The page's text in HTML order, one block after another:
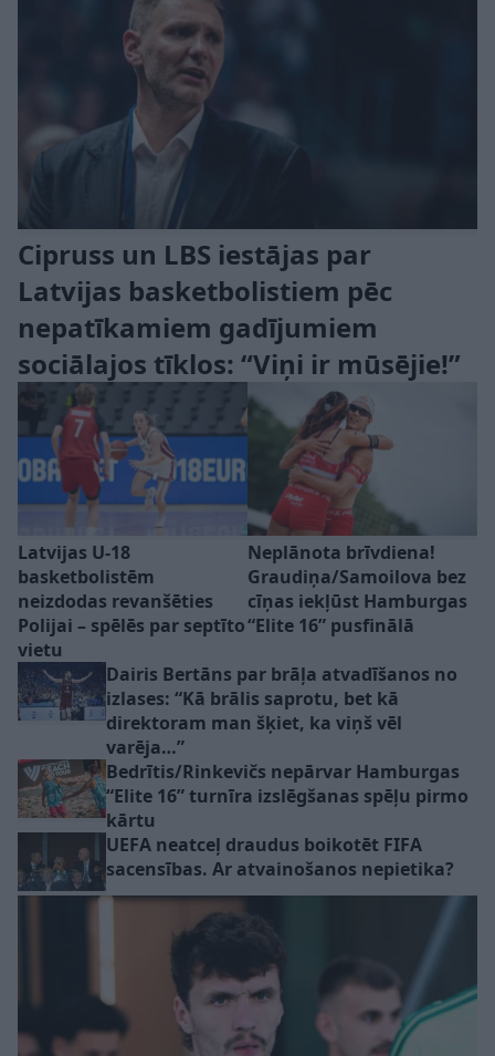
Cipruss un LBS iestājas par
Latvijas basketbolistiem pēc
nepatīkamiem gadījumiem
sociālajos tīklos: “Viņi ir mūsējie!”
Latvijas U-18
basketbolistēm
neizdodas revanšēties
Polijai – spēlēs par septīto
vietu
Neplānota brīvdiena!
Graudiņa/Samoilova bez
cīņas iekļūst Hamburgas
“Elite 16” pusfinālā
Dairis Bertāns par brāļa atvadīšanos no
izlases: “Kā brālis saprotu, bet kā
direktoram man šķiet, ka viņš vēl
varēja…”
Bedrītis/Rinkevičs nepārvar Hamburgas
“Elite 16” turnīra izslēgšanas spēļu pirmo
kārtu
UEFA neatceļ draudus boikotēt FIFA
sacensības. Ar atvainošanos nepietika?